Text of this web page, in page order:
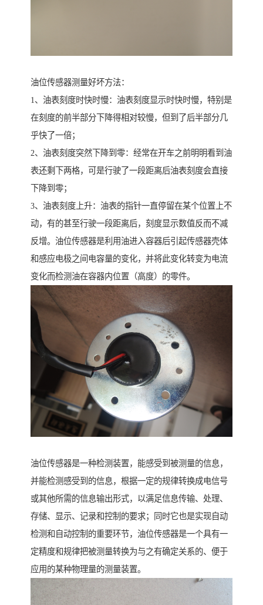
油位传感器测量好坏方法：
1、油表刻度时快时慢：油表刻度显示时快时慢，特别是
在刻度的前半部分下降得相对较慢，但到了后半部分几
乎快了一倍；
2、油表刻度突然下降到零：经常在开车之前明明看到油
表还剩下两格，可是行驶了一段距离后油表刻度会直接
下降到零；
3、油表刻度上升：油表的指针一直停留在某个位置上不
动，有的甚至行驶一段距离后，刻度显示数值反而不减
反增。油位传感器是利用油进入容器后引起传感器壳体
和感应电极之间电容量的变化，并将此变化转变为电流
变化而检测油在容器内位置（高度）的零件。
油位传感器是一种检测装置，能感受到被测量的信息，
并能检测感受到的信息，根据一定的规律转换成电信号
或其他所需的信息输出形式，以满足信息传输、处理、
存储、显示、记录和控制的要求；同时它也是实现自动
检测和自动控制的重要环节，油位传感器是一个具有一
定精度和规律把被测量转换为与之有确定关系的、便于
应用的某种物理量的测量装置。